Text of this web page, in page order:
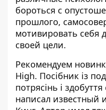
бороться с
прошлого,
мотивировать себя
своей цели.
Рекомендуем
High. Посібник із
потрясінь і
написал известный